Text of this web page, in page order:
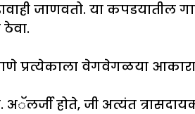
जाणवतो. या कपडयातील
प्रत्येकाला वेगवेगळया
अॅलर्जी होते, जी अत्यंत